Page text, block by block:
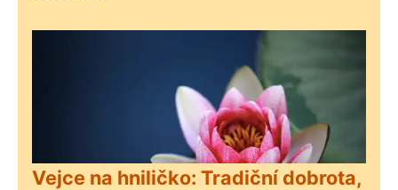
Vejce na hniličko: Tradiční dobrota,